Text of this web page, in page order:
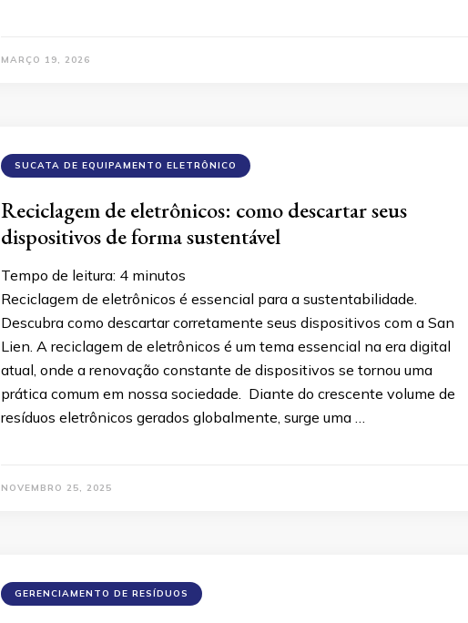
MARÇO 19, 2026
SUCATA DE EQUIPAMENTO ELETRÔNICO
Reciclagem de eletrônicos: como descartar seus
dispositivos de forma sustentável
Tempo de leitura: 4 minutos
Reciclagem de eletrônicos é essencial para a sustentabilidade.
Descubra como descartar corretamente seus dispositivos com a San
Lien. A reciclagem de eletrônicos é um tema essencial na era digital
atual, onde a renovação constante de dispositivos se tornou uma
prática comum em nossa sociedade. Diante do crescente volume de
resíduos eletrônicos gerados globalmente, surge uma …
NOVEMBRO 25, 2025
GERENCIAMENTO DE RESÍDUOS